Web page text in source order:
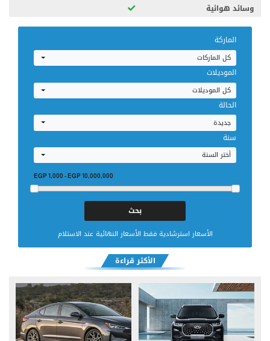
وسائد هوائية
الماركة
كل الماركات
الموديلات
كل الموديلات
الحالة
جديدة
سنة
أختر السنة
EGP 1,000 - EGP 10,000,000
الأسعار استرشادية فقط الأسعار النهائية عند الاستلام
الأكثر قراءة